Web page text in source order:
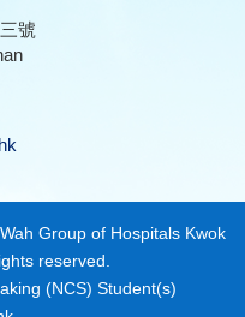
號
Group of Hospitals Kwok
reserved.
(NCS) Student(s)